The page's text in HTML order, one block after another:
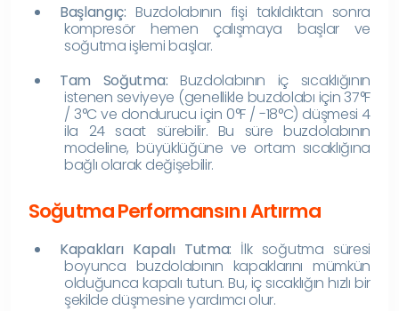
Başlangıç: Buzdolabının fişi takıldıktan sonra
kompresör hemen çalışmaya başlar ve
soğutma işlemi başlar.
Tam Soğutma: Buzdolabının iç sıcaklığının
istenen seviyeye (genellikle buzdolabı için 37°F
/ 3°C ve dondurucu için 0°F / -18°C) düşmesi 4
ila 24 saat sürebilir. Bu süre buzdolabının
modeline, büyüklüğüne ve ortam sıcaklığına
bağlı olarak değişebilir.
Soğutma Performansını Artırma
Kapakları Kapalı Tutma: İlk soğutma süresi
boyunca buzdolabının kapaklarını mümkün
olduğunca kapalı tutun. Bu, iç sıcaklığın hızlı bir
şekilde düşmesine yardımcı olur.